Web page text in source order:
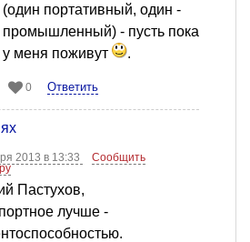
(один портативный, один -
промышленный) - пусть пока
у меня поживут
.
0 Ответить
2013 в 13:33
Сообщить
Пастухов,
лучше -